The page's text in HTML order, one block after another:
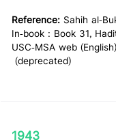
Reference: Sahih al-
In-book : Book 31,
USC-MSA web
(deprecated)
1943